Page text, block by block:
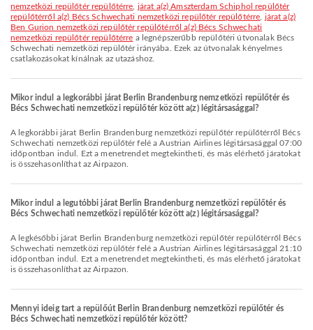
nemzetközi repülőtér repülőtérre járat a(z) Amszterdam Schiphol repülőtér
repülőtérről a(z) Bécs Schwechati nemzetközi repülőtér repülőtérre járat a(z)
Ben Gurion nemzetközi repülőtér repülőtérről a(z) Bécs Schwechati
nemzetközi repülőtér repülőtérre a legnépszerűbb repülőtéri útvonalak Bécs
Schwechati nemzetközi repülőtér irányába. Ezek az útvonalak kényelmes
csatlakozásokat kínálnak az utazáshoz.
Mikor indul a legkorábbi járat Berlin Brandenburg nemzetközi repülőtér és
Bécs Schwechati nemzetközi repülőtér között a(z) légitársasággal?
A legkorábbi járat Berlin Brandenburg nemzetközi repülőtér repülőtérről Bécs
Schwechati nemzetközi repülőtér felé a Austrian Airlines légitársasággal 07:00
időpontban indul. Ezt a menetrendet megtekintheti, és más elérhető járatokat
is összehasonlíthat az Airpazon.
Mikor indul a legutóbbi járat Berlin Brandenburg nemzetközi repülőtér és
Bécs Schwechati nemzetközi repülőtér között a(z) légitársasággal?
A legkésőbbi járat Berlin Brandenburg nemzetközi repülőtér repülőtérről Bécs
Schwechati nemzetközi repülőtér felé a Austrian Airlines légitársasággal 21:10
időpontban indul. Ezt a menetrendet megtekintheti, és más elérhető járatokat
is összehasonlíthat az Airpazon.
Mennyi ideig tart a repülőút Berlin Brandenburg nemzetközi repülőtér és
Bécs Schwechati nemzetközi repülőtér között?